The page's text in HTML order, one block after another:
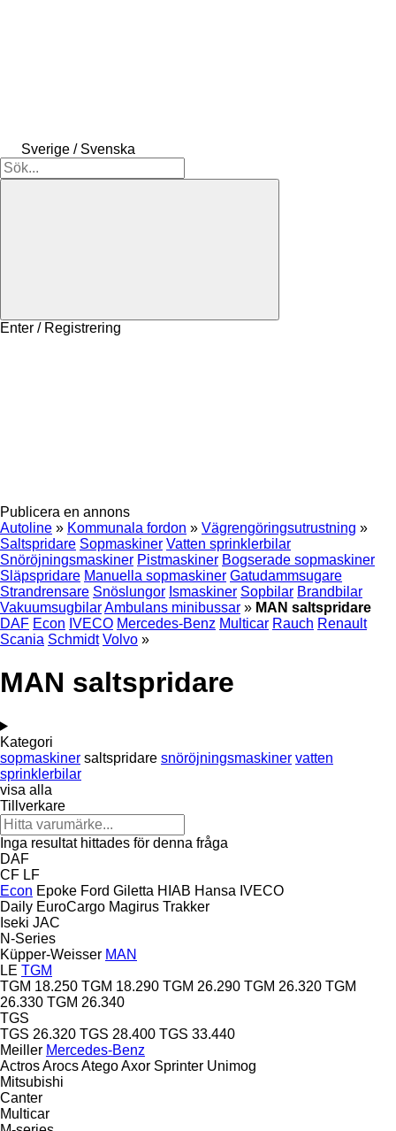
Sverige / Svenska
Enter / Registrering
Publicera en annons
Autoline » Kommunala fordon » Vägrengöringsutrustning »
Saltspridare Sopmaskiner Vatten sprinklerbilar
Snöröjningsmaskiner Pistmaskiner Bogserade sopmaskiner
Släpspridare Manuella sopmaskiner Gatudammsugare
Strandrensare Snöslungor Ismaskiner Sopbilar Brandbilar
VakuumsugbilarAmbulans minibussar » MAN saltspridare
DAF Econ IVECO Mercedes-Benz Multicar Rauch Renault
Scania Schmidt Volvo »
MAN saltspridare
Kategori
sopmaskiner saltspridare snöröjningsmaskiner vatten
sprinklerbilar
visa alla
Tillverkare
Inga resultat hittades för denna fråga
DAF
CF LF
Econ Epoke Ford Giletta HIAB Hansa IVECO
Daily EuroCargo Magirus Trakker
Iseki JAC
N-Series
Küpper-Weisser MAN
LE TGM
TGM 18.250 TGM 18.290 TGM 26.290 TGM 26.320 TGM
26.330 TGM 26.340
TGS
TGS 26.320 TGS 28.400 TGS 33.440
Meiller Mercedes-Benz
ActrosArocsAtegoAxor Sprinter Unimog
Mitsubishi
Canter
Multicar